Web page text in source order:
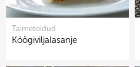
Taimetoidud
Köögiviljalasanje